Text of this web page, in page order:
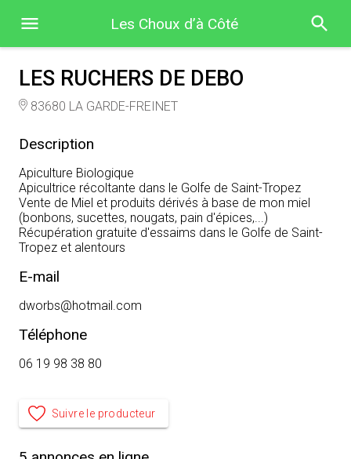
Les Choux d’à Côté
LES RUCHERS DE DEBO
83680 LA GARDE-FREINET
Description
Apiculture Biologique
Apicultrice récoltante dans le Golfe de Saint-Tropez
Vente de Miel et produits dérivés à base de mon miel
(bonbons, sucettes, nougats, pain d'épices,...)
Récupération gratuite d'essaims dans le Golfe de Saint-
Tropez et alentours
E-mail
dworbs@hotmail.com
Téléphone
06 19 98 38 80
Suivre le producteur